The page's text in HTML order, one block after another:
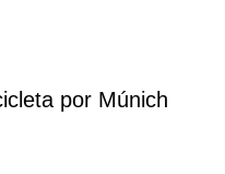
por Múnich